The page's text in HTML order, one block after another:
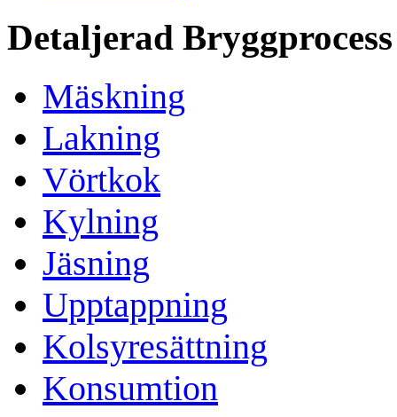
Detaljerad Bryggprocess
Mäskning
Lakning
Vörtkok
Kylning
Jäsning
Upptappning
Kolsyresättning
Konsumtion